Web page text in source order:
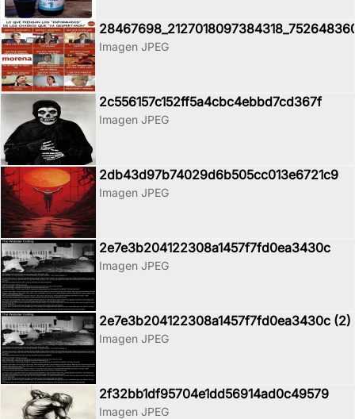
Imagen JPEG
2c556157c152ff5a4cbc4ebbd7cd367f
Imagen JPEG
2db43d97b74029d6b505cc013e6721c9
Imagen JPEG
2e7e3b204122308a1457f7fd0ea3430c
Imagen JPEG
2e7e3b204122308a1457f7fd0ea3430c (2)
Imagen JPEG
2f32bb1df95704e1dd56914ad0c49579
Imagen JPEG